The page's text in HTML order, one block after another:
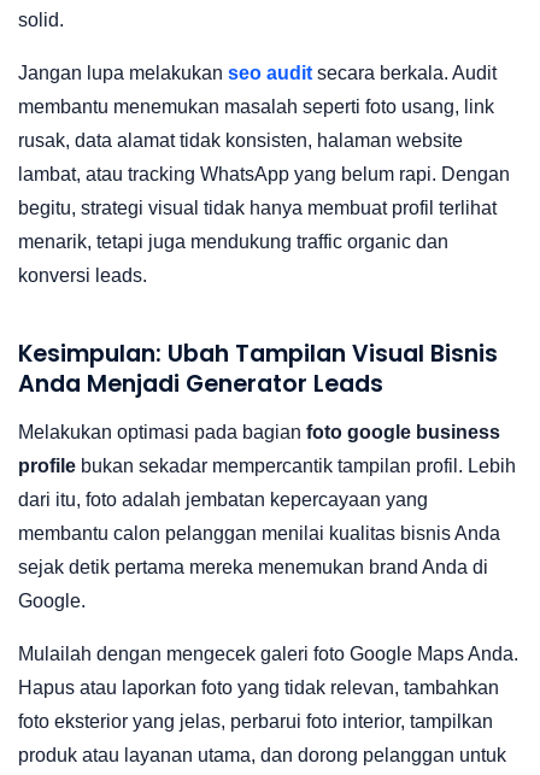
solid.
Jangan lupa melakukan seo audit secara berkala. Audit
membantu menemukan masalah seperti foto usang, link
rusak, data alamat tidak konsisten, halaman website
lambat, atau tracking WhatsApp yang belum rapi. Dengan
begitu, strategi visual tidak hanya membuat profil terlihat
menarik, tetapi juga mendukung traffic organic dan
konversi leads.
Kesimpulan: Ubah Tampilan Visual Bisnis
Anda Menjadi Generator Leads
Melakukan optimasi pada bagian foto google business
profile bukan sekadar mempercantik tampilan profil. Lebih
dari itu, foto adalah jembatan kepercayaan yang
membantu calon pelanggan menilai kualitas bisnis Anda
sejak detik pertama mereka menemukan brand Anda di
Google.
Mulailah dengan mengecek galeri foto Google Maps Anda.
Hapus atau laporkan foto yang tidak relevan, tambahkan
foto eksterior yang jelas, perbarui foto interior, tampilkan
produk atau layanan utama, dan dorong pelanggan untuk